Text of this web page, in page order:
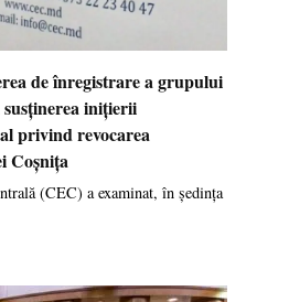
de înregistrare a grupului
inițierii
privind revocarea
Coșnița
(CEC) a examinat, în ședința